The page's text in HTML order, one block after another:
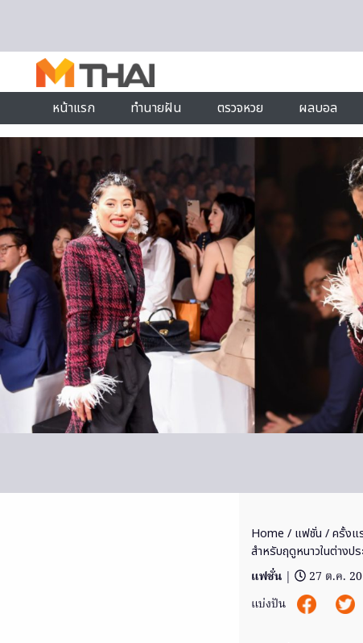
หน้าแรก
ทำนายฝัน ตรวจหวย ผลบอล
Home / แฟชั่น / ครั้งแ
สำหรับฤดูหนาวในต่างปร
แฟชั่น |
27 ต.ค.
แบ่งปัน